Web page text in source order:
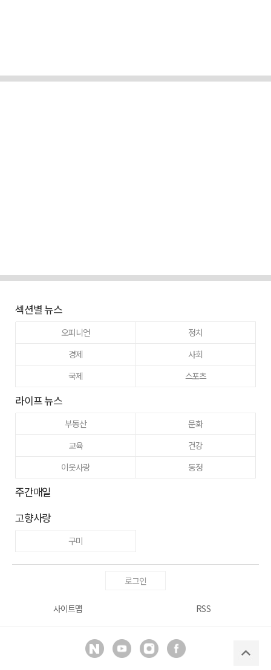
섹션별 뉴스
오피니언
정치
경제
사회
국제
스포츠
라이프 뉴스
부동산
문화
교육
건강
이웃사랑
동정
주간매일
고향사랑
구미
로그인
사이트맵 RSS